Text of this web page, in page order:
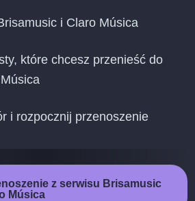
i Claro Música
które chcesz przenieść do
i rozpocznij przenoszenie
z serwisu Brisamusic
Música